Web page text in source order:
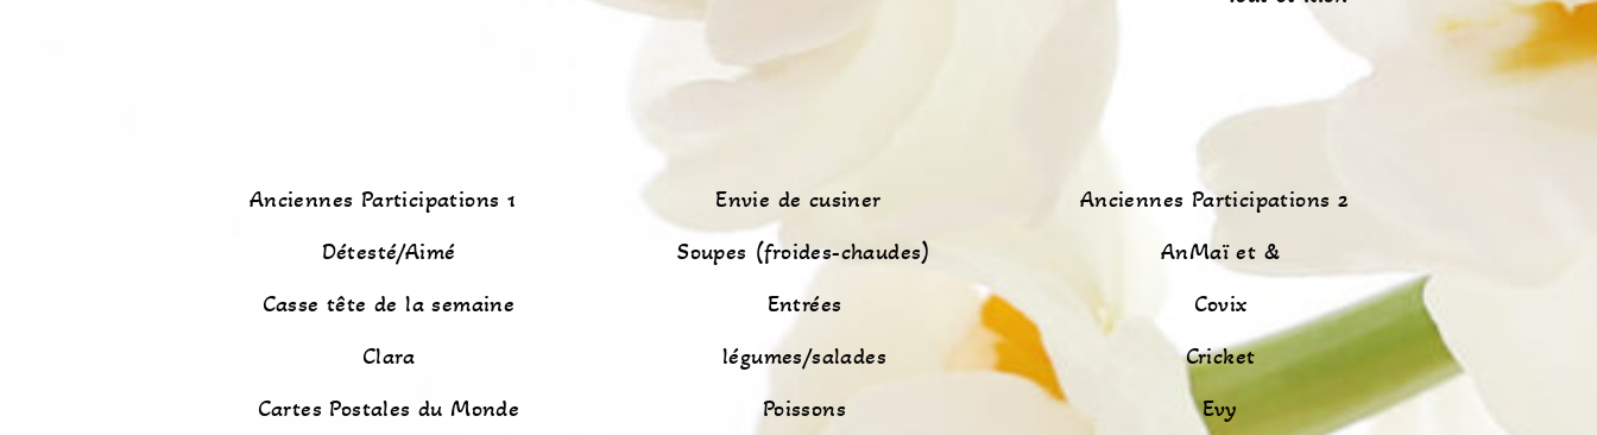
Anciennes Participations 1
Détesté/Aimé
Casse tête de la semaine
Clara
Cartes Postales du Monde
Envie de cusiner
Soupes (froides-chaudes)
Entrées
légumes/salades
Poissons
Anciennes Participations 2
AnMaï et &
Covix
Cricket
Evy